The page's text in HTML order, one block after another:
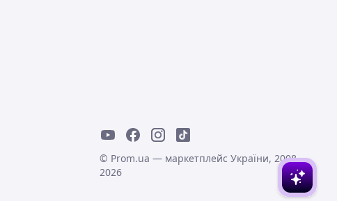
© Prom.ua — маркетплейс України, 2008-
2026